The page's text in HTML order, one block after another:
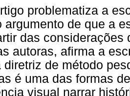
problematiza a
argumento de que a
das considerações
autoras, afirma a
diretriz de método
é uma das formas
visual narrar